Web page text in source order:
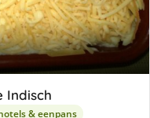
Indisch
& eenpans